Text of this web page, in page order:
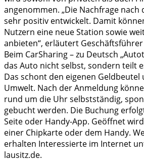
angenommen. „Die Nachfrage nach
sehr positiv entwickelt. Damit
Nutzern eine neue Station sowie
anbieten“, erläutert
Beim CarSharing – zu Deutsch
das Auto nicht selbst, sondern teilt
Das schont den eigenen
Umwelt. Nach der Anmeldung
rund um die Uhr selbstständig,
gebucht werden. Die Buchung
Seite oder Handy-App. Geöffnet
einer Chipkarte oder dem Handy.
erhalten Interessierte im Internet
lausitz.de.